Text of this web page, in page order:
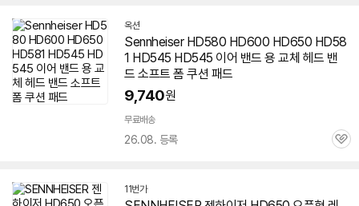
옥션
Sennheiser HD580 HD600 HD650 HD58
1 HD545 HD545 이어 밴드 용 교체 헤드 밴
드 소프트 폼 쿠션 패드
9,740원
무료배송
26.08. 등록
관
11번가